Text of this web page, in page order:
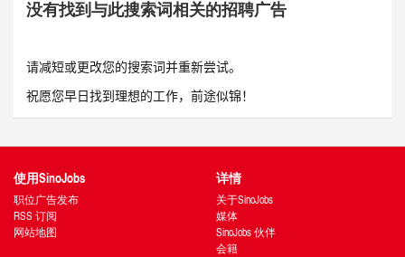
没有找到与此搜索词相关的招聘广告
请减短或更改您的搜索词并重新尝试。
祝愿您早日找到理想的工作，前途似锦！
使用SinoJobs
职位广告发布
RSS 订阅
网站地图
详情
关于SinoJobs
媒体
SinoJobs 伙伴
会籍